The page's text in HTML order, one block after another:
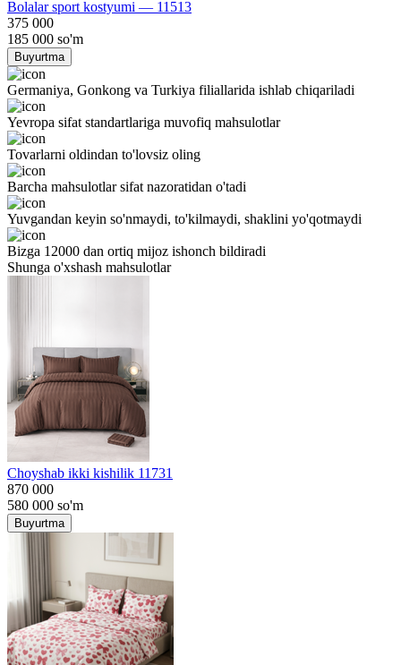
Bolalar sport kostyumi — 11513
375 000
185 000 so'm
Buyurtma
Germaniya, Gonkong va Turkiya filiallarida ishlab chiqariladi
Yevropa sifat standartlariga muvofiq mahsulotlar
Tovarlarni oldindan to'lovsiz oling
Barcha mahsulotlar sifat nazoratidan o'tadi
Yuvgandan keyin so'nmaydi, to'kilmaydi, shaklini yo'qotmaydi
Bizga 12000 dan ortiq mijoz ishonch bildiradi
Shunga o'xshash mahsulotlar
Choyshab ikki kishilik 11731
870 000
580 000 so'm
Buyurtma